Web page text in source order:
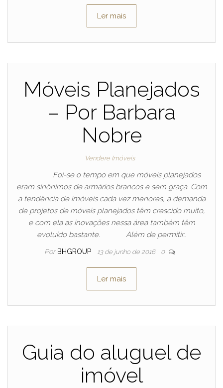
Ler mais
Móveis Planejados
– Por Barbara
Nobre
Vendere Imóveis
Foi-se o tempo em que móveis planejados
eram sinônimos de armários brancos e sem graça. Com
a tendência de imóveis cada vez menores, a demanda
de projetos de móveis planejados têm crescido muito,
e com ela as inovações nessa área também têm
evoluído bastante. Além de permitir…
Por BHGROUP 13 de junho de 2016 0
Ler mais
Guia do aluguel de
imóvel